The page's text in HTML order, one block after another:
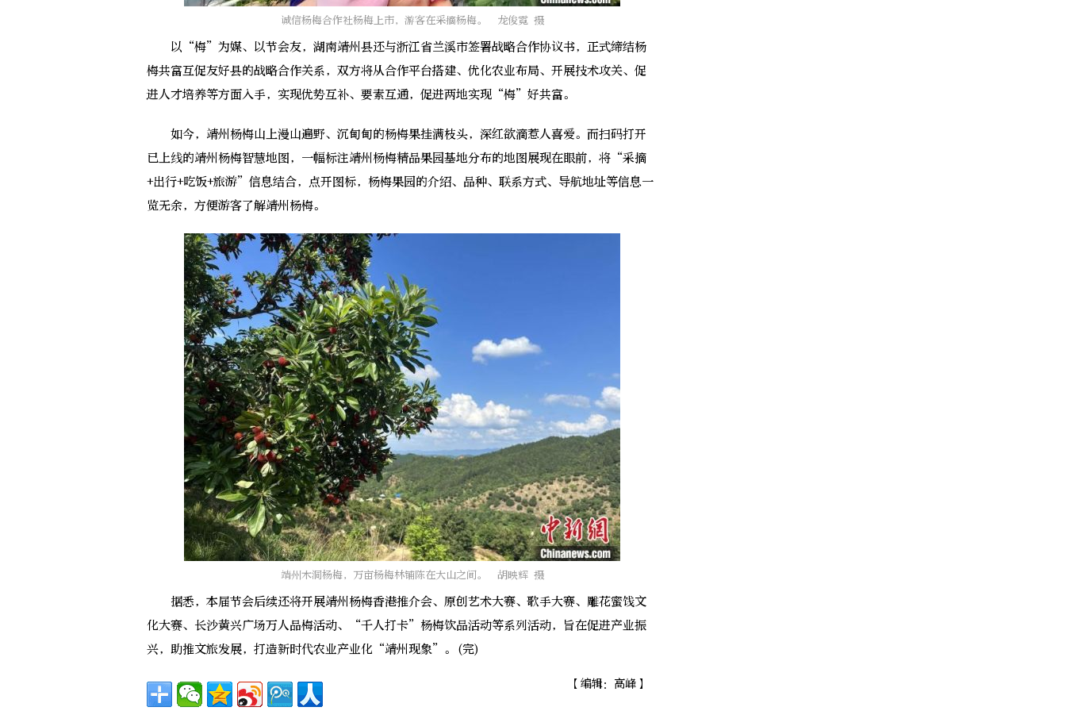
诚信杨梅合作社杨梅上市，游客在采摘杨梅。 龙俊霓 摄
以“梅”为媒、以节会友，湖南靖州县还与浙江省兰溪市签署战略合作协议书，正式缔结杨
梅共富互促友好县的战略合作关系，双方将从合作平台搭建、优化农业布局、开展技术攻关、促
进人才培养等方面入手，实现优势互补、要素互通，促进两地实现“梅”好共富。
如今，靖州杨梅山上漫山遍野、沉甸甸的杨梅果挂满枝头，深红欲滴惹人喜爱。而扫码打开
已上线的靖州杨梅智慧地图，一幅标注靖州杨梅精品果园基地分布的地图展现在眼前，将“采摘
+出行+吃饭+旅游”信息结合，点开图标，杨梅果园的介绍、品种、联系方式、导航地址等信息一
览无余，方便游客了解靖州杨梅。
靖州木洞杨梅，万亩杨梅林铺陈在大山之间。 胡映辉 摄
据悉，本届节会后续还将开展靖州杨梅香港推介会、原创艺术大赛、歌手大赛、雕花蜜饯文
化大赛、长沙黄兴广场万人品梅活动、“千人打卡”杨梅饮品活动等系列活动，旨在促进产业振
兴，助推文旅发展，打造新时代农业产业化“靖州现象”。(完)
【编辑：高峰】